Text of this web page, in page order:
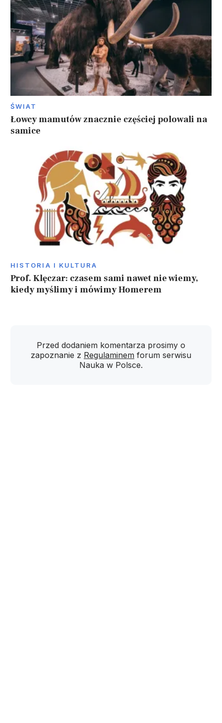
ŚWIAT
Łowcy mamutów znacznie częściej polowali na
samice
HISTORIA I KULTURA
Prof. Klęczar: czasem sami nawet nie wiemy,
kiedy myślimy i mówimy Homerem
Przed dodaniem komentarza prosimy o
zapoznanie z Regulaminem forum serwisu
Nauka w Polsce.